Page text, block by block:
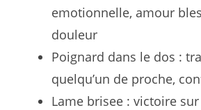
emotionnelle, amour
douleur
Poignard dans le dos :
quelqu’un de proche,
Lame brisee : victoire